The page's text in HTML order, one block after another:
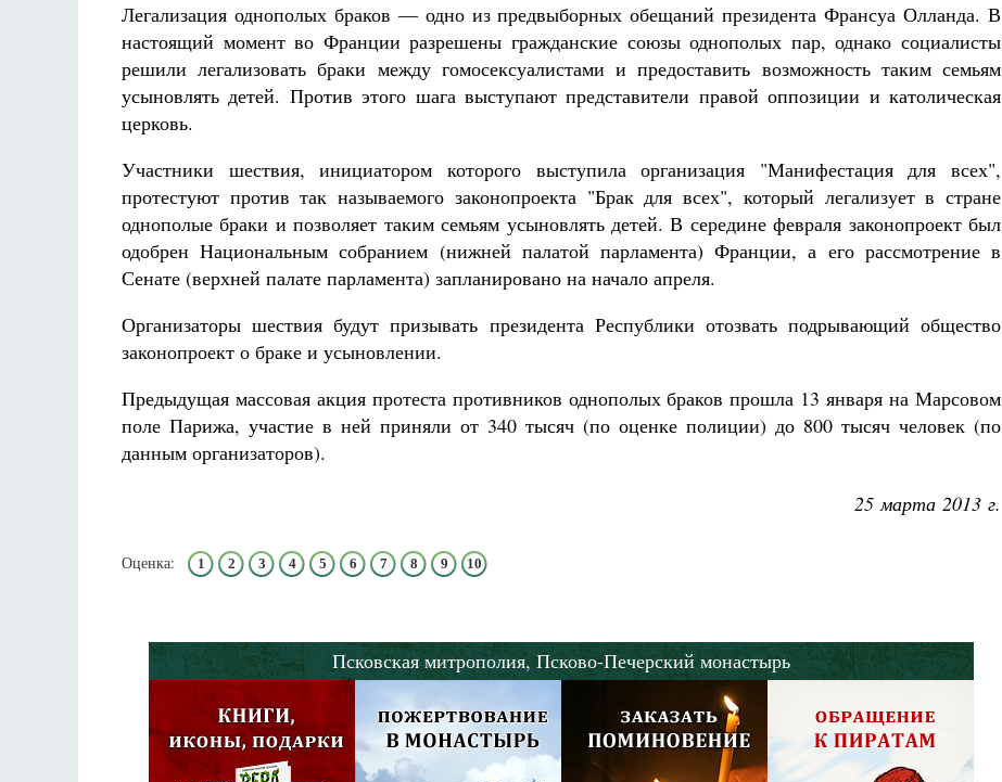
Легализация однополых браков — одно из предвыборных обещаний президента Франсуа Олланда. В
настоящий момент во Франции разрешены гражданские союзы однополых пар, однако социалисты
решили легализовать браки между гомосексуалистами и предоставить возможность таким семьям
усыновлять детей. Против этого шага выступают представители правой оппозиции и католическая
церковь.
Участники шествия, инициатором которого выступила организация "Манифестация для всех",
протестуют против так называемого законопроекта "Брак для всех", который легализует в стране
однополые браки и позволяет таким семьям усыновлять детей. В середине февраля законопроект был
одобрен Национальным собранием (нижней палатой парламента) Франции, а его рассмотрение в
Сенате (верхней палате парламента) запланировано на начало апреля.
Организаторы шествия будут призывать президента Республики отозвать подрывающий общество
законопроект о браке и усыновлении.
Предыдущая массовая акция протеста противников однополых браков прошла 13 января на Марсовом
поле Парижа, участие в ней приняли от 340 тысяч (по оценке полиции) до 800 тысяч человек (по
данным организаторов).
25 марта 2013 г.
Оценка: 1 2 3 4 5 6 7 8 9 10
Псковская митрополия, Псково-Печерский монастырь